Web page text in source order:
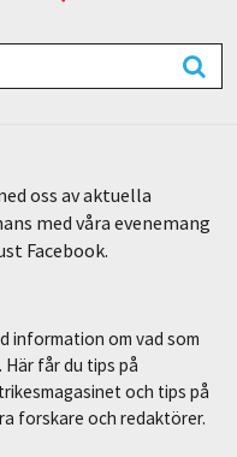
oss av aktuella
med våra evenemang
Facebook.
information om vad som
får du tips på
och tips på
forskare och redaktörer.